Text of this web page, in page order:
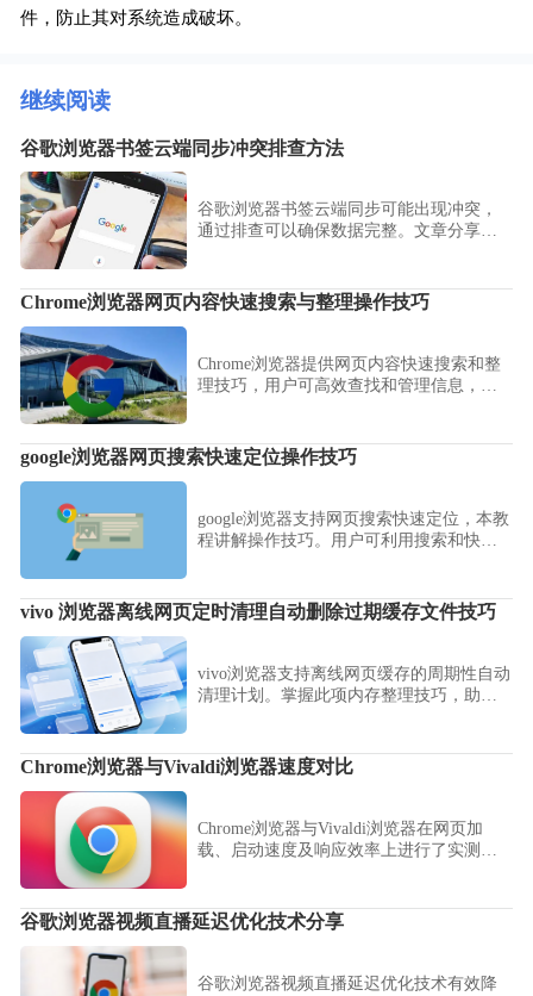
件，防止其对系统造成破坏。
继续阅读
谷歌浏览器书签云端同步冲突排查方法
谷歌浏览器书签云端同步可能出现冲突，
通过排查可以确保数据完整。文章分享实
Chrome浏览器网页内容快速搜索与整理操作技巧
Chrome浏览器提供网页内容快速搜索和整
理技巧，用户可高效查找和管理信息，提
google浏览器网页搜索快速定位操作技巧
google浏览器支持网页搜索快速定位，本教
程讲解操作技巧。用户可利用搜索和快捷
vivo 浏览器离线网页定时清理自动删除过期缓存文件技巧
vivo浏览器支持离线网页缓存的周期性自动
清理计划。掌握此项内存整理技巧，助你
能的干扰。
Chrome浏览器与Vivaldi浏览器速度对比
Chrome浏览器与Vivaldi浏览器在网页加
载、启动速度及响应效率上进行了实测对
谷歌浏览器视频直播延迟优化技术分享
谷歌浏览器视频直播延迟优化技术有效降